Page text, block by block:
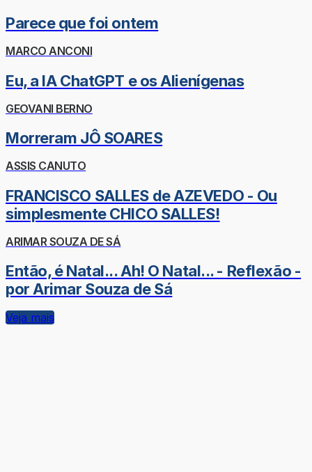
Parece que foi ontem
MARCO ANCONI
Eu, a IA ChatGPT e os Alienígenas
GEOVANI BERNO
Morreram JÔ SOARES
ASSIS CANUTO
FRANCISCO SALLES de AZEVEDO - Ou
simplesmente CHICO SALLES!
ARIMAR SOUZA DE SÁ
Então, é Natal... Ah! O Natal... - Reflexão -
por Arimar Souza de Sá
Veja mais